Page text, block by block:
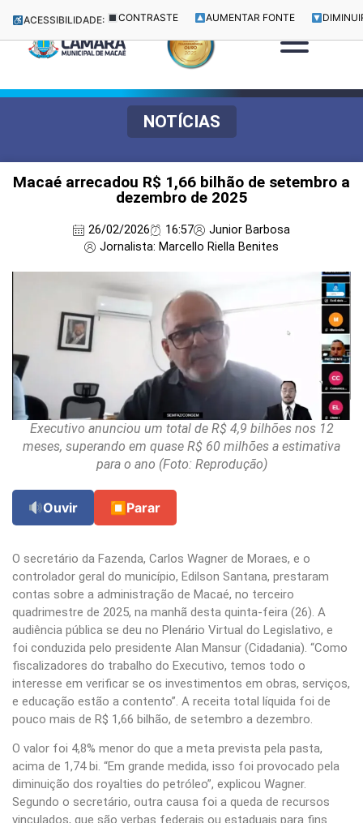
ACESSIBILIDADE: CONTRASTE AUMENTAR FONTE
NOTÍCIAS
Macaé arrecadou R$ 1,66 bilhão de setembro a
dezembro de 2025
26/02/2026 16:57
Junior Barbosa
Jornalista: Marcello Riella Benites
Executivo anunciou um total de R$ 4,9 bilhões nos 12
meses, superando em quase R$ 60 milhões a estimativa
para o ano (Foto: Reprodução)
Ouvir ⏹ Parar
O secretário da Fazenda, Carlos Wagner de Moraes, e o
controlador geral do município, Edilson Santana, prestaram
contas sobre a administração de Macaé, no terceiro
quadrimestre de 2025, na manhã desta quinta-feira (26). A
audiência pública se deu no Plenário Virtual do Legislativo, e
foi conduzida pelo presidente Alan Mansur (Cidadania). “Como
fiscalizadores do trabalho do Executivo, temos todo o
interesse em verificar se os investimentos em obras, serviços,
e educação estão a contento”. A receita total líquida foi de
pouco mais de R$ 1,66 bilhão, de setembro a dezembro.
O valor foi 4,8% menor do que a meta prevista pela pasta,
acima de 1,74 bi. “Em grande medida, isso foi provocado pela
diminuição dos royalties do petróleo”, explicou Wagner.
Segundo o secretário, outra causa foi a queda de recursos
vinculados, que são verbas federais ou estaduais para fins